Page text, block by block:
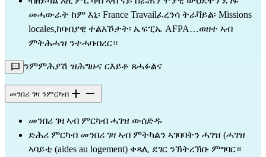
መሓውራት ከም እኒ፡ France Travailፈረንሳ ትራቫይል፡ Missions
locales,ከባብያዊ ተልእኾታት፡ ኤፍፒኤ AFPA…ወዘተ ኣብ
ምትሕሓዝ ንተሓባብረር።
ንምምሕያሽ ዝሕግዙና ርእይቶ ጸሓፉልና
መንበሪ ገዛ ንምርካብ
መንበሪ ገዛ ኣብ ምርካብ ሓገዝ ውሰድዱ
ድሕሪ ምርካብ መንበሪ ገዛ ኣብ ምትካልን ኣገባባትን ሓገዝ (ሓገዝ
ኣባይቲ (aides au logement) ቀጻሊ ደገር ንኽትረኽቡ ምግባር።